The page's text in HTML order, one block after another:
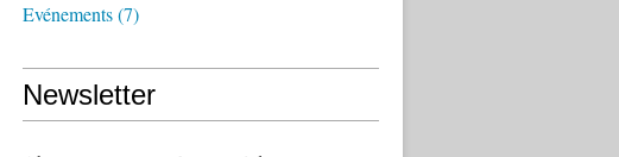
Evénements(7)
Newsletter